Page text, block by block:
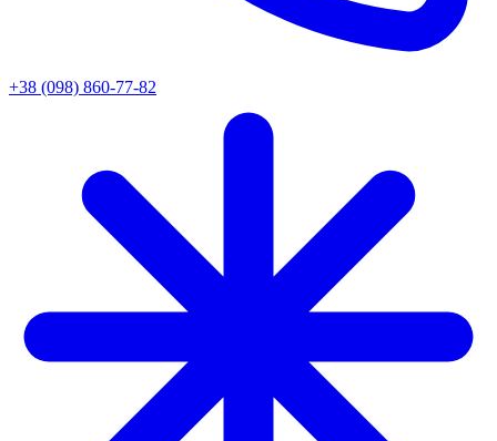
+38 (098) 860-77-82